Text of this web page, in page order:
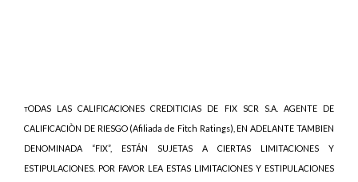
TODAS LAS CALIFICACIONES CREDITICIAS DE FIX SCR S.A. AGENTE DE
CALIFICACIÒN DE RIESGO (Afiliada de Fitch Ratings), EN ADELANTE TAMBIEN
DENOMINADA “FIX”, ESTÁN SUJETAS A CIERTAS LIMITACIONES Y
ESTIPULACIONES. POR FAVOR LEA ESTAS LIMITACIONES Y ESTIPULACIONES